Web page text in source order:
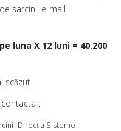
sarcini. e-mail
luna X 12 luni = 40.200
scăzut.
:
Direcţia Sisteme